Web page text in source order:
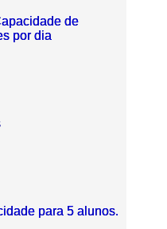
de
por dia
para 5 alunos.